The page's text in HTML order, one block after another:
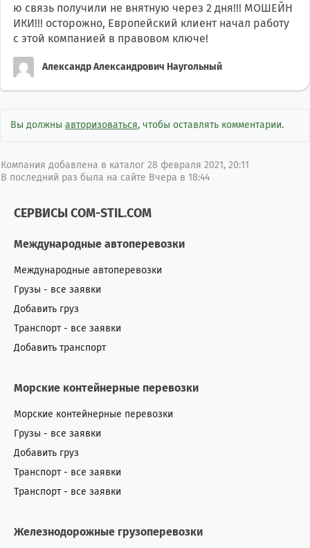
ю связь получили не внятную через 2 дня!!! МОШЕЙН
ИКИ!!! осторожно, Европейский клиент начал работу
с этой компанией в правовом ключе!
Александр Александрович Наугольный
Вы должны авторизоваться, чтобы оставлять комментарии.
Компания добавлена в каталог 28 февраля 2021, 20:11
В последний раз была на сайте Вчера в 18:44
СЕРВИСЫ COM-STIL.COM
Международные автоперевозки
Международные автоперевозки
Грузы - все заявки
Добавить груз
Транспорт - все заявки
Добавить транспорт
Морские контейнерные перевозки
Морские контейнерные перевозки
Грузы - все заявки
Добавить груз
Транспорт - все заявки
Транспорт - все заявки
Железнодорожные грузоперевозки